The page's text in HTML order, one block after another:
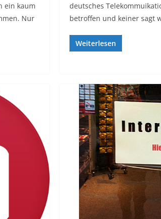
ein kaum
Nur
deutsches
betroffen und keiner sagt
Weiterlesen